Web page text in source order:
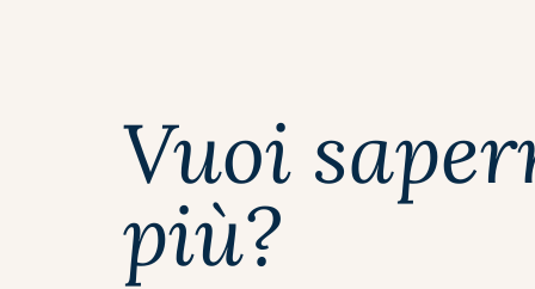
Vuoi
più?